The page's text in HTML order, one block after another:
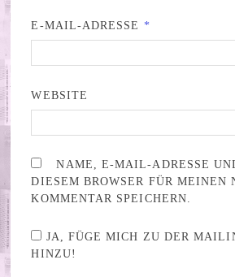
E-MAIL-ADRESSE *
WEBSITE
NAME, E-MAIL-ADRESSE
DIESEM BROWSER FÜR MEINEN
KOMMENTAR SPEICHERN.
JA, FÜGE MICH ZU DER
HINZU!